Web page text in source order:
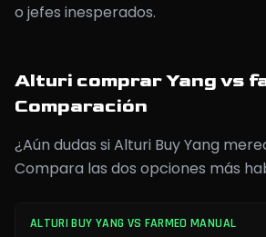
o jefes inesperados.
Alturi comprar Yang vs
Comparación
¿Aún dudas si Alturi Buy Yang
Compara las dos opciones más
ALTURI BUY YANG VS FARMEO MANUAL